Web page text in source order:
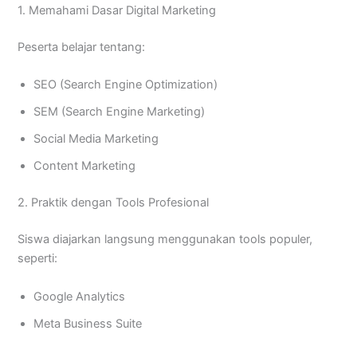
1. Memahami Dasar Digital Marketing
Peserta belajar tentang:
SEO (Search Engine Optimization)
SEM (Search Engine Marketing)
Social Media Marketing
Content Marketing
2. Praktik dengan Tools Profesional
Siswa diajarkan langsung menggunakan tools populer,
seperti:
Google Analytics
Meta Business Suite